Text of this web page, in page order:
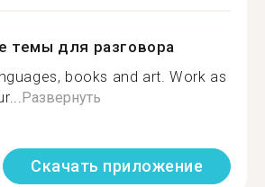
для разговора
books and art. Work as
Развернуть
Скачать приложение